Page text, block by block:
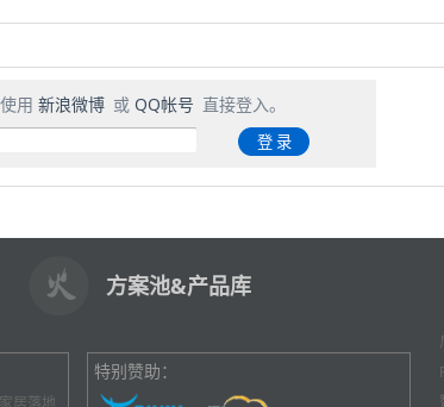
用 新浪微博 或 QQ帐号 直接登入。
方案池&产品库
居落地
特别赞助：